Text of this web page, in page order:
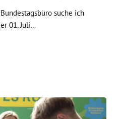
suche ich
01. Juli…